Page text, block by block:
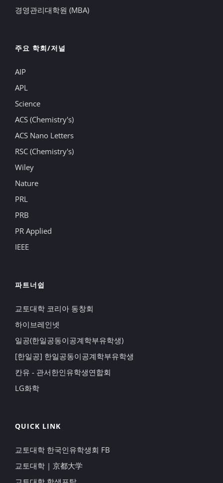
경영관리대학원 (MBA)
주요 학회/저널
AIP
APL
Science
ACS (Chemistry's)
ACS Nano Letters
RSC (Chemistry's)
Wiley
Nature
PRL
PRB
PR Applied
IEEE
파트너쉽
교토대학 코리아 동창회
하이브레인넷
일공(한일공동이공계학부유학생)
[한일공] 한일공동이공계학부유학생
칸유 - 관서한인유학생연합회
LG화학
QUICK LINK
교토대학 한국인유학생회 FB
교토대학 | 京都大学